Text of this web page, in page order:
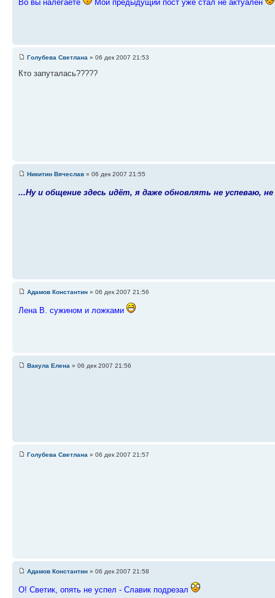
Во вы налегаете Мой предыдущий пост уже стал не актуален
Голубева Светлана » 06 дек 2007 21:53
Кто запуталась?????
Никитин Вячеслав » 06 дек 2007 21:55
...Ну и общение здесь идёт, я даже обновлять не успеваю,
Адамов Константин » 06 дек 2007 21:56
Лена В. сужином и ложками
Вакула Елена » 06 дек 2007 21:56
Голубева Светлана » 06 дек 2007 21:57
Адамов Константин » 06 дек 2007 21:58
О! Светик, опять не успел - Славик подрезал